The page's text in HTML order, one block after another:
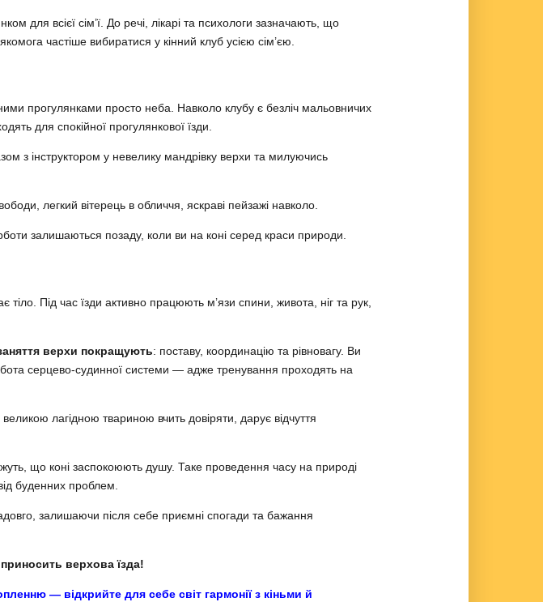
для всієї сім’ї. До речі, лікарі та психологи зазначають, що
частіше вибиратися у кінний клуб усією сім’єю
прогулянками просто неба. Навколо клубу є безліч мальовничих
для спокійної прогулянкової їзди.
з інструктором у невелику мандрівку верхи та милуючись
легкий вітерець в обличчя, яскраві пейзажі навколо.
залишаються позаду, коли ви на коні серед краси природи.
Під час їзди активно працюють м’язи спини, живота, ніг та рук,
верхи покращують: поставу, координацію та рівновагу. Ви
серцево-судинної системи — адже тренування проходять на
лагідною твариною вчить довіряти, дарує відчуття
що коні заспокоюють душу. Таке проведення часу на природі
буденних проблем.
залишаючи після себе приємні спогади та бажання
верхова їзда!
— відкрийте для себе світ гармонії з кіньми й